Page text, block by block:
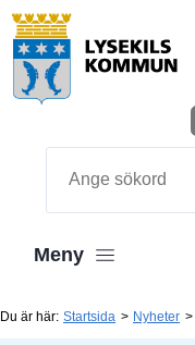
Meny
Du är här: Startsida Nyheter